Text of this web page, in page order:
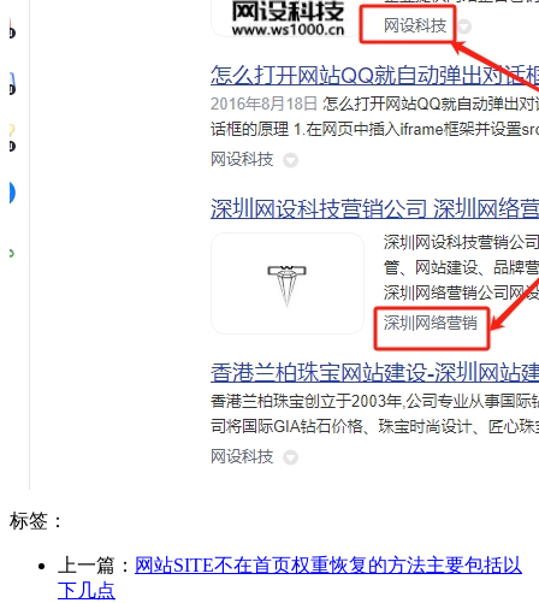
标签：
上一篇： 网站SITE不在首页权重恢复的方法主要包括以
下几点